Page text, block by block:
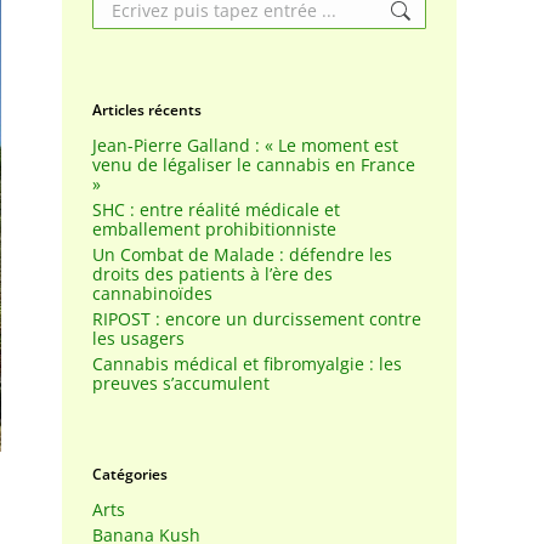
Articles récents
Jean-Pierre Galland : « Le moment est
venu de légaliser le cannabis en France
»
SHC : entre réalité médicale et
emballement prohibitionniste
Un Combat de Malade : défendre les
droits des patients à l’ère des
cannabinoïdes
RIPOST : encore un durcissement contre
les usagers
Cannabis médical et fibromyalgie : les
preuves s’accumulent
Catégories
Arts
Banana Kush